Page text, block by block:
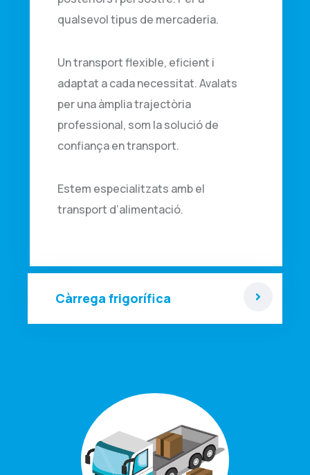
qualsevol tipus de mercaderia.
Un transport flexible, eficient i
adaptat a cada necessitat. Avalats
per una àmplia trajectòria
professional, som la solució de
confiança en transport.
Estem especialitzats amb el
transport d’alimentació.
Càrrega frigorífica